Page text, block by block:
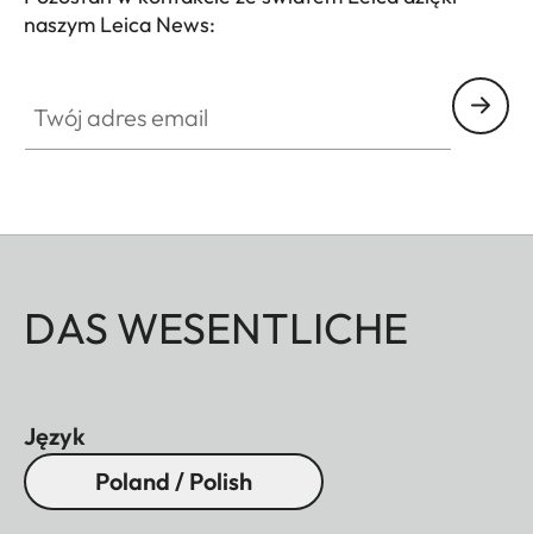
naszym Leica News:
DAS WESENTLICHE
Język
Poland / Polish